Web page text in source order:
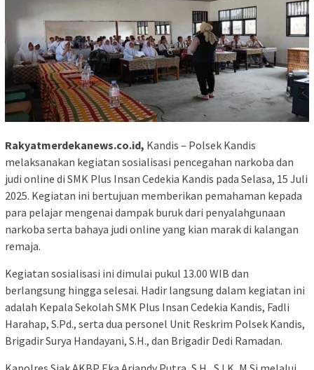
Rakyatmerdekanews.co.id, Kandis – Polsek Kandis
melaksanakan kegiatan sosialisasi pencegahan narkoba dan
judi online di SMK Plus Insan Cedekia Kandis pada Selasa, 15 Juli
2025. Kegiatan ini bertujuan memberikan pemahaman kepada
para pelajar mengenai dampak buruk dari penyalahgunaan
narkoba serta bahaya judi online yang kian marak di kalangan
remaja.
Kegiatan sosialisasi ini dimulai pukul 13.00 WIB dan
berlangsung hingga selesai. Hadir langsung dalam kegiatan ini
adalah Kepala Sekolah SMK Plus Insan Cedekia Kandis, Fadli
Harahap, S.Pd., serta dua personel Unit Reskrim Polsek Kandis,
Brigadir Surya Handayani, S.H., dan Brigadir Dedi Ramadan.